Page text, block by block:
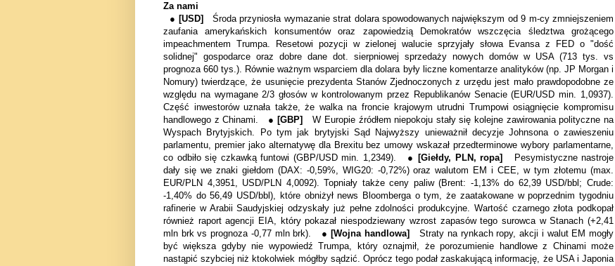
Za nami
● [USD] Środa przyniosła wymazanie strat dolara spowodowanych największym od 9 m-cy zmniejszeniem
zaufania amerykańskich konsumentów oraz zapowiedzią Demokratów wszczęcia śledztwa grożącego
impeachmentem Trumpa. Resetowi pozycji w zielonej walucie sprzyjały słowa Evansa z FED o "dość
solidnej" gospodarce oraz dobre dane dot. sierpniowej sprzedaży nowych domów w USA (713 tys. vs
prognoza 660 tys.). Równie ważnym wsparciem dla dolara były liczne komentarze analityków (np. JP Morgan i
Nomury) twierdzące, że usunięcie prezydenta Stanów Zjednoczonych z urzędu jest mało prawdopodobne ze
względu na wymagane 2/3 głosów w kontrolowanym przez Republikanów Senacie (EUR/USD min. 1,0937).
Część inwestorów uznała także, że walka na froncie krajowym utrudni Trumpowi osiągnięcie kompromisu
handlowego z Chinami. ● [GBP]W Europie źródłem niepokoju stały się kolejne zawirowania polityczne na
Wyspach Brytyjskich. Po tym jak brytyjski Sąd Najwyższy unieważnił decyzje Johnsona o zawieszeniu
parlamentu, premier jako alternatywę dla Brexitu bez umowy wskazał przedterminowe wybory parlamentarne,
co odbiło się czkawką funtowi (GBP/USD min. 1,2349). ●
[Giełdy, PLN, ropa]
Pesymistyczne nastroje
dały się we znaki giełdom (DAX: -0,59%, WIG20: -0,72%) oraz walutom EM i CEE, w tym złotemu (max.
EUR/PLN 4,3951, USD/PLN 4,0092). Topniały także ceny paliw (Brent: -1,13% do 62,39 USD/bbl; Crude:
-1,40% do 56,49 USD/bbl), które obniżył news Bloomberga o tym, że zaatakowane w poprzednim tygodniu
rafinerie w Arabii Saudyjskiej odzyskały już pełne zdolności produkcyjne. Wartość czarnego złota podkopał
również raport agencji EIA, który pokazał niespodziewany wzrost zapasów tego surowca w Stanach (+2,41
mln brk vs prognoza -0,77 mln brk). ● [Wojna handlowa]Straty na rynkach ropy, akcji i walut EM mogły
być większa gdyby nie wypowiedź Trumpa, który oznajmił, że porozumienie handlowe z Chinami może
nastąpić szybciej niż ktokolwiek mógłby sądzić. Oprócz tego podał zaskakującą informację, że USA i Japonia